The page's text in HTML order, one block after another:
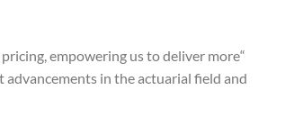
empowering us to deliver more
in the actuarial field and